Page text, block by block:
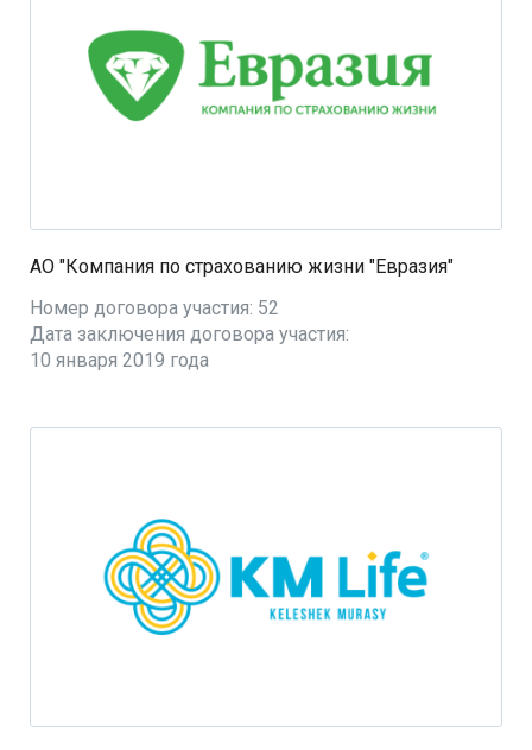
АО "Компания по страхованию жизни "Евразия"
Номер договора участия: 52
Дата заключения договора участия:
10 января 2019 года